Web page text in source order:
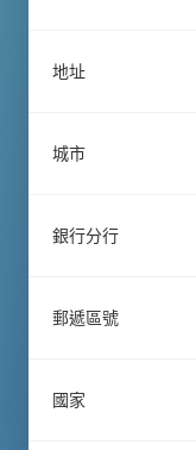
地址
城市
銀行分行
郵遞區號
國家